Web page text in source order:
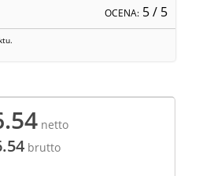
OCENA: 5/ 5
netto
brutto